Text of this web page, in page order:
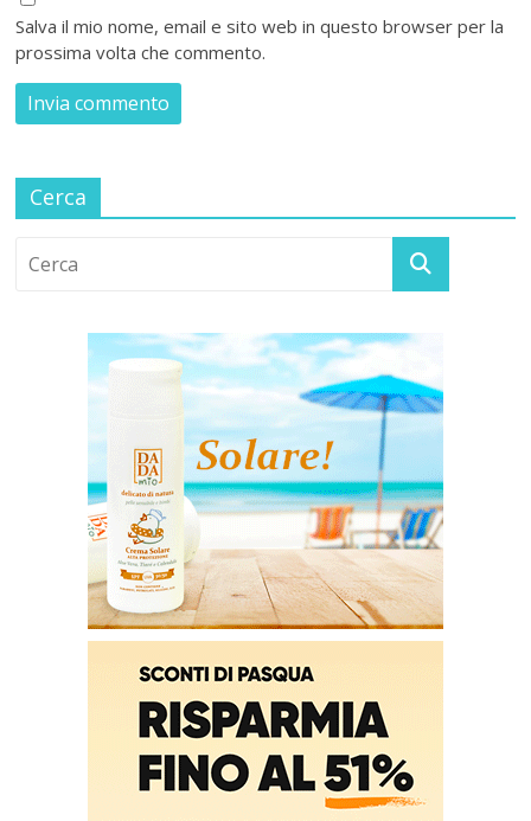
Salva il mio nome, email e sito web in questo browser per la
prossima volta che commento.
Cerca